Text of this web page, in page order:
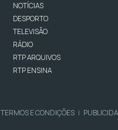
NOTÍCIAS
DESPORTO
TELEVISÃO
RÁDIO
RTP ARQUIVOS
RTP ENSINA
TERMOS E CONDIÇÕES |